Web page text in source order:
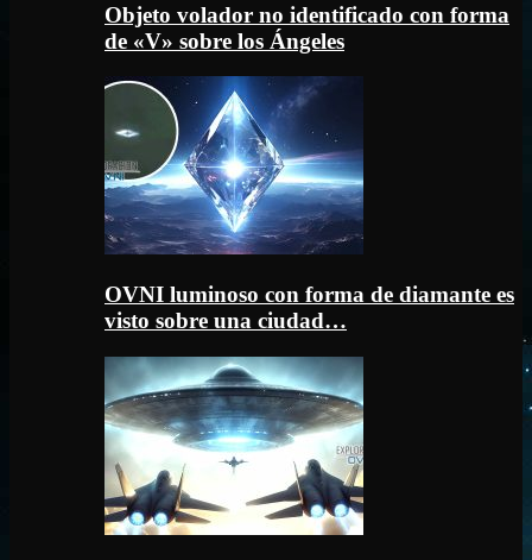
Objeto volador no identificado con forma
de «V» sobre los Ángeles
OVNI luminoso con forma de diamante es
visto sobre una ciudad…